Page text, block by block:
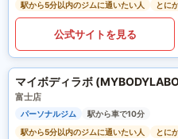
駅から5分以内のジムに通いたい人 とに
公式サイトを見る
マイボディラボ
富士店
パーソナルジム
駅から車で10分
駅から5分以内のジムに通いたい人
とに